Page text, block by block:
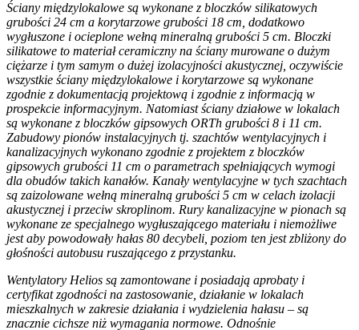
Ściany międzylokalowe są wykonane z bloczków silikatowych
grubości 24 cm a korytarzowe grubości 18 cm, dodatkowo
wygłuszone i ocieplone wełną mineralną grubości 5 cm. Bloczki
silikatowe to materiał ceramiczny na ściany murowane o dużym
ciężarze i tym samym o dużej izolacyjności akustycznej, oczywiście
wszystkie ściany międzylokalowe i korytarzowe są wykonane
zgodnie z dokumentacją projektową i zgodnie z informacją w
prospekcie informacyjnym. Natomiast ściany działowe w lokalach
są wykonane z bloczków gipsowych ORTh grubości 8 i 11 cm.
Zabudowy pionów instalacyjnych tj. szachtów wentylacyjnych i
kanalizacyjnych wykonano zgodnie z projektem z bloczków
gipsowych grubości 11 cm o parametrach spełniających wymogi
dla obudów takich kanałów. Kanały wentylacyjne w tych szachtach
są zaizolowane wełną mineralną grubości 5 cm w celach izolacji
akustycznej i przeciw skroplinom. Rury kanalizacyjne w pionach są
wykonane ze specjalnego wygłuszającego materiału i niemożliwe
jest aby powodowały hałas 80 decybeli, poziom ten jest zbliżony do
głośności autobusu ruszającego z przystanku.
Wentylatory Helios są zamontowane i posiadają aprobaty i
certyfikat zgodności na zastosowanie, działanie w lokalach
mieszkalnych w zakresie działania i wydzielenia hałasu – są
znacznie cichsze niż wymagania normowe. Odnośnie